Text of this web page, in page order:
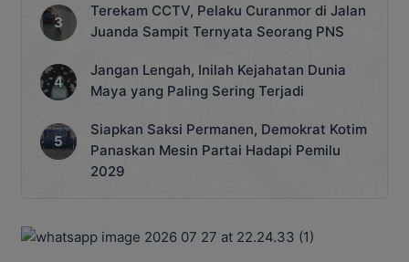
Terekam CCTV, Pelaku Curanmor di Jalan
Juanda Sampit Ternyata Seorang PNS
Jangan Lengah, Inilah Kejahatan Dunia
Maya yang Paling Sering Terjadi
Siapkan Saksi Permanen, Demokrat Kotim
Panaskan Mesin Partai Hadapi Pemilu
2029